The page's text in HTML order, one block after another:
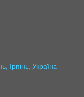
Ірпінь, Україна